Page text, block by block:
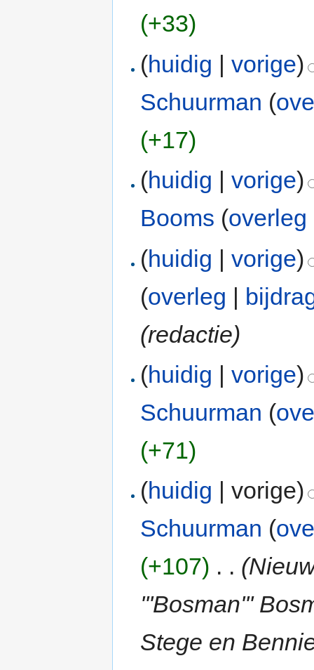
(+33)
(huidig |vorige)
Schuurman (
(+17)
(huidig |vorige)
Booms (overleg
(huidig |vorige)
(overleg |
(redactie)
(huidig |vorige)
Schuurman (
(+71)
(huidig | vorige)
Schuurman (
(+107) . .
'''Bosman'''
Stege en